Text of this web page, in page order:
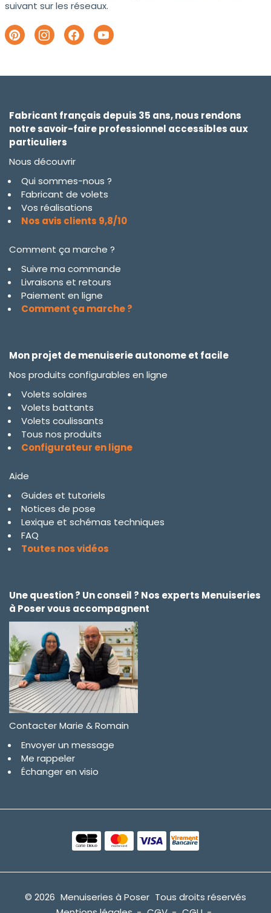
suivant sur les réseaux.
Fabricant français depuis 35 ans, nous rendons
notre savoir-faire professionnel accessibles aux
particuliers
Nous découvrir
Qui sommes-nous ?
Fabricant de volets
Vos réalisations
Nos avis clients 9,8/10
Comment ça marche ?
Suivre ma commande
Livraisons et retours
Paiement en ligne
Comment ça marche ?
Mon projet de menuiserie autonome et facile
Nos produits configurables en ligne
Volets solaires
Volets battants
Volets coulissants
Tous nos produits
Configurateur en ligne
Aide
Guides et tutoriels
Notices de pose
Lexique et schémas techniques
FAQ
Toutes nos vidéos
Une question ? Un conseil ? Nos experts Menuiseries
à Poser vous accompagnent
Contacter Marie & Romain
Envoyer un message
Me rappeler
Échanger en visio
© 2026 Menuiseries à Poser Tous droits réservés